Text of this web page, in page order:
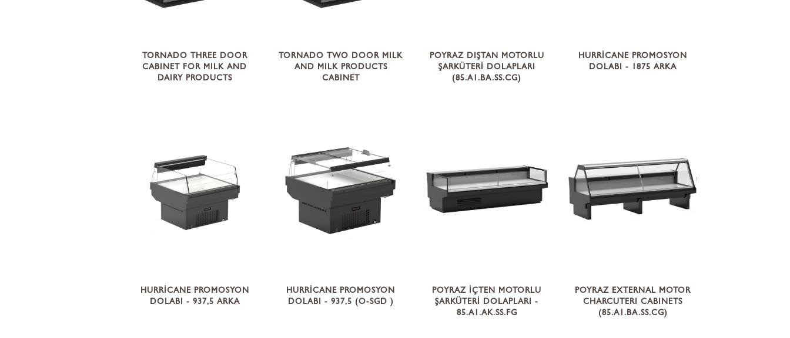
TORNADO THREE DOOR
CABINET FOR MILK AND
DAIRY PRODUCTS
TORNADO TWO DOOR MILK
AND MILK PRODUCTS
CABINET
POYRAZ DIŞTAN MOTORLU
ŞARKÜTERİ DOLAPLARI
(85.A1.BA.SS.CG)
HURRİCANE PROMOSYON
DOLABI - 1875 ARKA
HURRİCANE PROMOSYON
DOLABI - 937,5 ARKA
HURRİCANE PROMOSYON
DOLABI - 937,5 (O-SGD )
POYRAZ İÇTEN MOTORLU
ŞARKÜTERİ DOLAPLARI -
85.A1.AK.SS.FG
POYRAZ EXTERNAL MOTOR
CHARCUTERI CABINETS
(85.A1.BA.SS.CG)